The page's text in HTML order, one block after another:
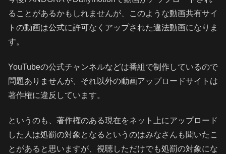
ることがあるかもしれませんが、このような動画共有サイ
トの動画は公式に許可なくアップされた違法動画になりま
す。
YouTubeの公式チャンネルなどは番組で制作しているので
問題ありませんが、それ以外の動画アップロードサイトは
著作権に違反しています。
というのも、著作権のある現在をネット上にアップロード
した人は処罰の対象となるというのはみなさんも聞いたこ
とがあると思いますが、視聴しただけでも処罰の対象にな